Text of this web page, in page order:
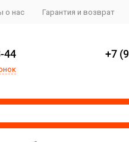
о нас Гарантия и возврат
44 +7